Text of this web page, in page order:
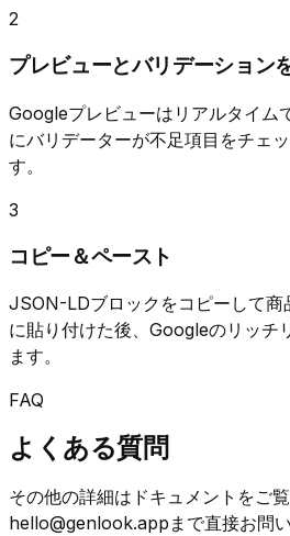
2
プレビューとバリデーション
Googleプレビューはリアルタイム
にバリデーターが不足項目をチェ
す。
3
コピー＆ペースト
JSON-LDブロックをコピーして商
に貼り付けた後、Googleのリッチ
ます。
FAQ
よくある質問
その他の詳細はドキュメントをご覧
hello@genlook.appまで直接お問い